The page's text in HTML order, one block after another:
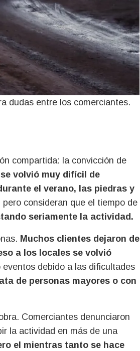
dudas entre los comerciantes.
compartida: la convicción de
volvió muy difícil de
el verano, las piedras y
pero consideran que el tiempo de
seriamente la actividad.
Muchos clientes dejaron de
a los locales se volvió
debido a las dificultades
de personas mayores o con
Comerciantes denunciaron
la actividad en más de una
el mientras tanto se hace